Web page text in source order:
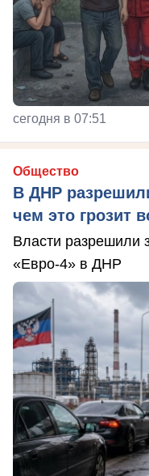
сегодня в 07:51
Общество
В ДНР
чем это грозит
Власти разрешили
«Евро-4» в ДНР